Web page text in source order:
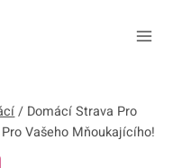
/ Domácí Strava Pro
Vašeho Mňoukajícího!